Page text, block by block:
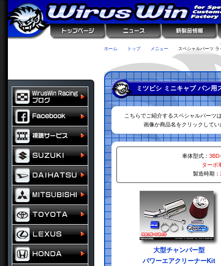
ホーム トップ メニュー スペシャルパーツ ラ
ミツビシ ミニキャブ バン用
こちらでご紹介するスペシャルパーツ
画像か商品名をクリックして
車体型式：
ターボ
製造時期：
大型チャンバー型
パワーエアクリーナーKit